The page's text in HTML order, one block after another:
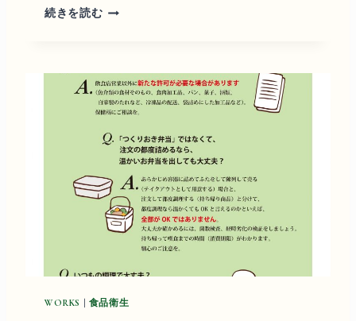
続きを読む執
稿
WORKS 食品衛生